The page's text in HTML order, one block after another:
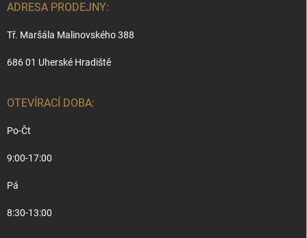
ADRESA PRODEJNY:
Tř. Maršála Malinovského 388
686 01 Uherské Hradiště
OTEVÍRACÍ DOBA:
Po-Čt
9:00-17:00
Pá
8:30-13:00